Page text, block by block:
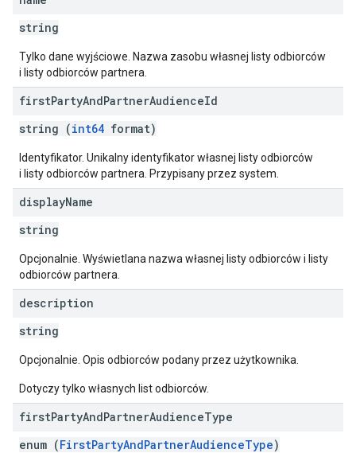
string
Tylko dane wyjściowe. Nazwa zasobu własnej listy odbiorców
i listy odbiorców partnera.
firstPartyAndPartnerAudienceId
string (int64 format)
Identyfikator. Unikalny identyfikator własnej listy odbiorców
i listy odbiorców partnera. Przypisany przez system.
displayName
string
Opcjonalnie. Wyświetlana nazwa własnej listy odbiorców i listy
odbiorców partnera.
description
string
Opcjonalnie. Opis odbiorców podany przez użytkownika.
Dotyczy tylko własnych list odbiorców.
firstPartyAndPartnerAudienceType
enum (FirstPartyAndPartnerAudienceType)